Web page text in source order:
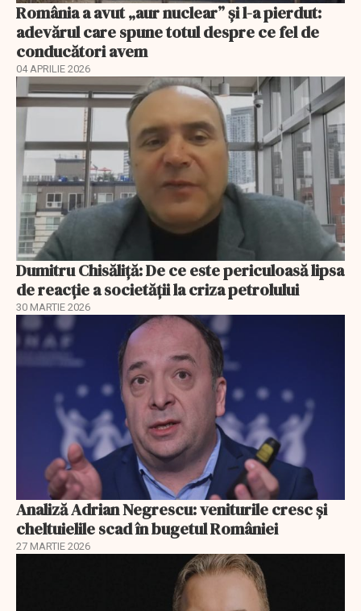
România a avut „aur nuclear” și l-a pierdut:
adevărul care spune totul despre ce fel de
conducători avem
04 APRILIE 2026
Dumitru Chisăliță: De ce este periculoasă lipsa
de reacție a societății la criza petrolului
30 MARTIE 2026
Analiză Adrian Negrescu: veniturile cresc și
cheltuielile scad în bugetul României
27 MARTIE 2026